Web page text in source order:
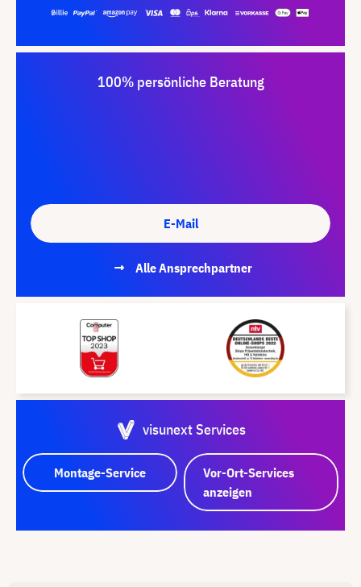
100% persönliche Beratung
E-Mail
Alle Ansprechpartner
visunext Services
Montage-Service
Vor-Ort-Services
anzeigen